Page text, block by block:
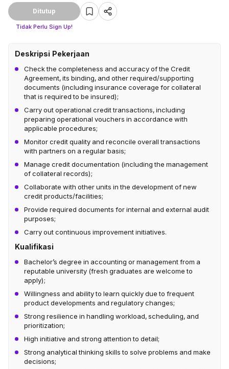
Ditutup
Tidak Perlu Sign Up!
Deskripsi Pekerjaan
Check the completeness and accuracy of the Credit
Agreement, its binding, and other required/supporting
documents (including insurance coverage for collateral
that is required to be insured);
Carry out operational credit transactions, including
preparing operational vouchers in accordance with
applicable procedures;
Monitor credit quality and reconcile overall transactions
with partners on a regular basis;
Manage credit documentation (including the management
of collateral records);
Collaborate with other units in the development of new
credit products/facilities;
Provide required documents for internal and external audit
purposes;
Carry out continuous improvement initiatives.
Kualifikasi
Bachelor’s degree in accounting or management from a
reputable university (fresh graduates are welcome to
apply);
Willingness and ability to learn quickly due to frequent
product developments and regulatory changes;
Strong resilience in handling workload, scheduling, and
prioritization;
High initiative and strong attention to detail;
Strong analytical thinking skills to solve problems and make
decisions;